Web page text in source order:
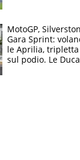
MotoGP,
Gara Sprint:
le Aprilia, tripletta
sul podio. Le Ducati